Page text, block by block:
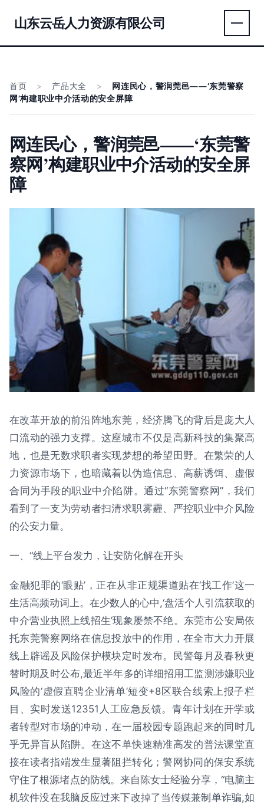
山东云岳人力资源有限公司
首页 > 产品大全 >
网连民心，警润莞邑——‘东莞警察
网’构建职业中介活动的安全屏障
网连民心，警润莞邑——‘东莞警
察网’构建职业中介活动的安全屏
障
在改革开放的前沿阵地东莞，经济腾飞的背后是庞大人
口流动的强力支撑。这座城市不仅是高新科技的集聚高
地，也是无数求职者实现梦想的希望田野。在繁荣的人
力资源市场下，也暗藏着以伪造信息、高薪诱饵、虚假
合同为手段的职业中介陷阱。通过“东莞警察网”，我们
看到了一支为劳动者扫清求职雾霾、严控职业中介风险
的公安力量。
一、“线上平台发力，让安防化解在开头
金融犯罪的‘眼贴’，正在从非正规渠道贴在‘找工作’这一
生活高频动词上。在少数人的心中,‘盘活个人引流获取的
中介营业执照上线招生’现象屡禁不绝。东莞市公安局依
托东莞警察网络在信息投放中的作用，在全市大力开展
线上辟谣及风险保护模块定时发布。民警每月及春秋更
替时期及时公布,最近半年多的详细招用工监测涉嫌职业
风险的‘虚假直聘企业清单’短变+8区联合线索上报子栏
目、实时发送12351人工应急反馈。青年计划在开学或
者转型对市场的冲动，在一届校园专题跑起来的同时几
乎无异盲从陷阱。在这不单快速精准高发的普法课堂直
接在读者指端发生显著阻拦转化；警网协同的保安系统
守住了根源堵点的防线。来自陈女士经验分享，“电脑主
机软件没在我脑反应过来下改掉了当传媒兼制单诈骗,如